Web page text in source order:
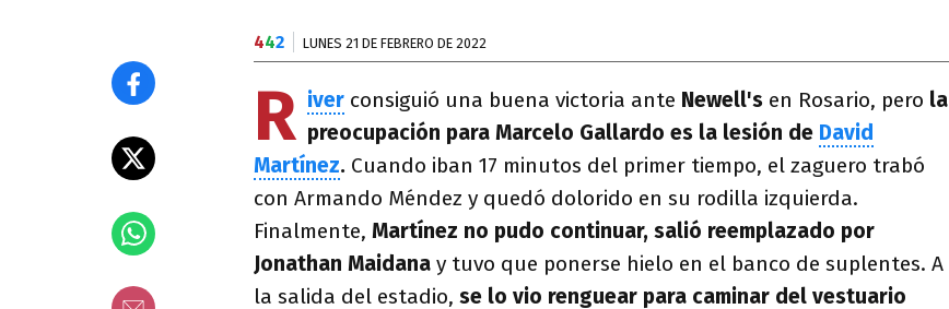
442 LUNES 21 DE FEBRERO DE 2022
R iver consiguió una buena victoria ante Newell's en Rosario, pero la
preocupación para Marcelo Gallardo es la lesión de David
Martínez. Cuando iban 17 minutos del primer tiempo, el zaguero trabó
con Armando Méndez y quedó dolorido en su rodilla izquierda.
Finalmente, Martínez no pudo continuar, salió reemplazado por
Jonathan Maidana y tuvo que ponerse hielo en el banco de suplentes. A
la salida del estadio, se lo vio renguear para caminar del vestuario